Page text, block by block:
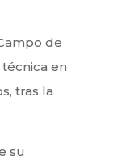
de
en
tras la
su